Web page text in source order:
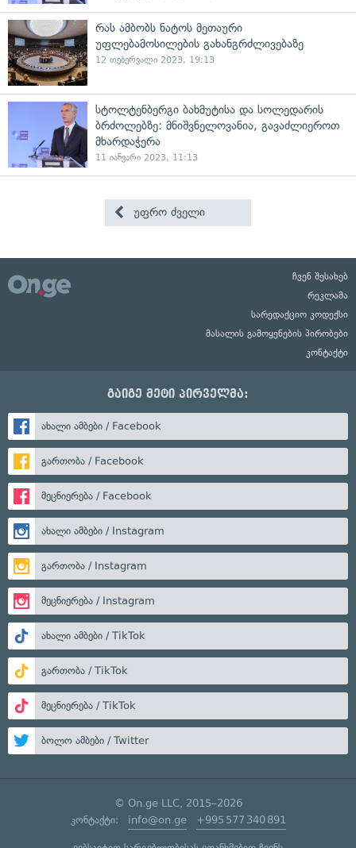
რას ამბობს ნატოს მეთაური
უფლებამოსილების გახანგრძლივებაზე
12 თებერვალი 2023, 19:13
სტოლტენბერგი ბახმუტისა და სოლედარის
ბრძოლებზე: მნიშვნელოვანია, გავაძლიეროთ
მხარდაჭერა
11 იანვარი 2023, 11:13
უფრო ძველი
ჩვენ შესახებ
რეკლამა
სარედაქციო კოდექსი
მასალის გამოყენების პირობები
კონტაქტი
გაიგე მეტი პირველმა:
ახალი ამბები / Facebook
გართობა / Facebook
მეცნიერება / Facebook
ახალი ამბები / Instagram
გართობა / Instagram
მეცნიერება / Instagram
ახალი ამბები / TikTok
გართობა / TikTok
მეცნიერება / TikTok
ბოლო ამბები / Twitter
© On.ge LLC, 2015–2026
კონტაქტი: info@on.ge +995 577 340 891